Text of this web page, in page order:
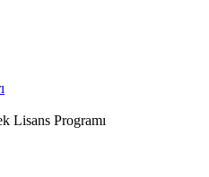
Lisans Programı